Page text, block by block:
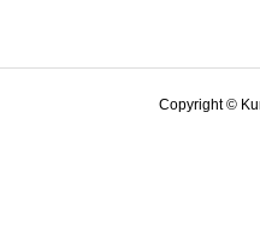
Copyright ©